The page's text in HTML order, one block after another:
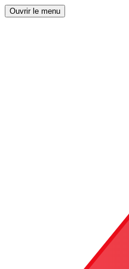
Ouvrir le menu